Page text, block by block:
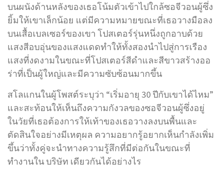
บนผนังด้านหลังของเธอโน้มตัวเข้าไปใกล้ซอจีวอนผู้ซึ่ง
ยิ้มให้เขาเล็กน้อย แต่มีความหมายขณะที่เธอวางมือลง
บนเสื้อเบลเซอร์ของเขา โปสเตอร์รุ่นหนึ่งถูกอาบด้วย
แสงสีอบอุ่นของแสงแดดทำให้ทั้งสองนำไปสู่การเรือง
แสงที่งดงามในขณะที่โปสเตอร์สีดำและสีขาวสร้างออ
ร่าที่เป็นผู้ใหญ่และมีความซับซ้อนมากขึ้น
สโลแกนในผู้โพสต์ระบุว่า “เริ่มอายุ 30 ปีกับเขาได้ไหม”
และสะท้อนให้เห็นถึงความกังวลของซอจีวอนผู้ซึ่งอยู่
ในวัยที่เธอต้องการให้เท้าของเธอวางลงบนพื้นและ
ตัดสินใจอย่างมีเหตุผล ความอยากรู้อยากเห็นกำลังเพิ่ม
ขึ้นว่าทั้งคู่จะนำทางความรู้สึกที่มีต่อกันในขณะที่
ทำงานใน บริษัท เดียวกันได้อย่างไร